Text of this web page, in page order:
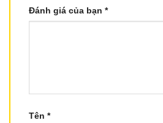
Đánh giá của bạn *
Tên *